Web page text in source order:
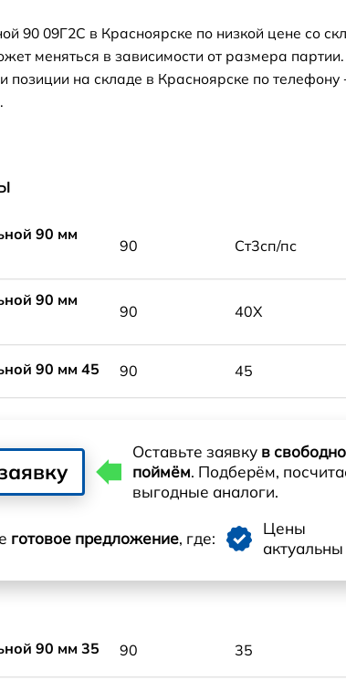
90 09Г2С в Красноярске по низкой цене со
меняться в зависимости от размера партии.
на складе в Красноярске по телефону
90 мм
90 Ст3сп/пс
90 мм
90 40Х
90 мм 45 90 45
Оставьте заявку в
поймём. Подберём,
выгодные аналоги.
готовое предложение, где:
Цены
актуальны
90 мм 35 90 35